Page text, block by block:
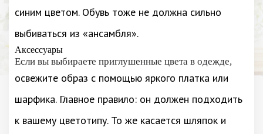
синим цветом. Обувь тоже не должна сильно
выбиваться из «ансамбля».
Аксессуары
Если вы выбираете приглушенные цвета в одежде,
освежите образ с помощью яркого платка или
шарфика. Главное правило: он должен подходить
к вашему цветотипу. То же касается шляпок и